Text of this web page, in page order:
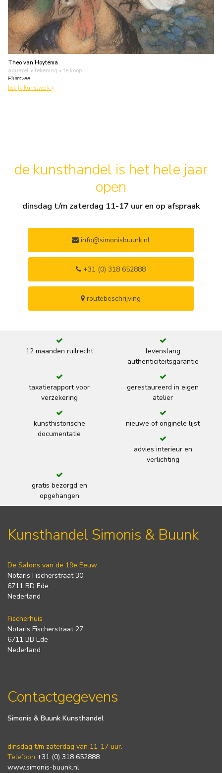
Theo van Hoytema
aquarel • tekening • te koop
Pluimvee
bekijk kunstwerk
de kunsthandel is het hele jaar
open
dinsdag t/m zaterdag 11-17 uur en op afspraak
info@simonisbuunk.nl
+31 (0) 318 652888
routebeschrijving
12 maanden ruilrecht
levenslang
authenticiteitsgarantie
taxatierapport voor
verzekering
gerestaureerd in eigen
atelier
kunsthistorische
documentatie
nieuwe of originele lijst
advies interieur en
verlichting
gratis bezorgd en
opgehangen
Kunsthandel Simonis & Buunk
De Salons van de 19e Eeuw
Notaris Fischerstraat 30
6711 BD Ede
Nederland
Fischerhuis
Notaris Fischerstraat 27
6711 BB Ede
Nederland
Contactgegevens
Simonis & Buunk Kunsthandel
dinsdag t/m zaterdag van 11-17 uur.
Telefoon +31 (0) 318 652888
www.simonis-buunk.nl